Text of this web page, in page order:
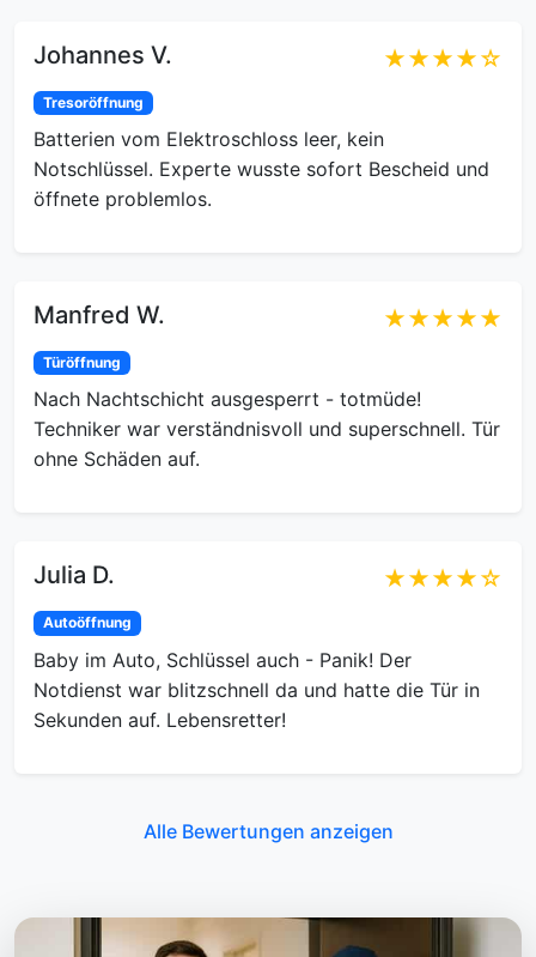
Johannes V. ★★★★☆
Tresoröffnung
Batterien vom Elektroschloss leer, kein
Notschlüssel. Experte wusste sofort Bescheid und
öffnete problemlos.
Manfred W. ★★★★★
Türöffnung
Nach Nachtschicht ausgesperrt - totmüde!
Techniker war verständnisvoll und superschnell. Tür
ohne Schäden auf.
Julia D. ★★★★☆
Autoöffnung
Baby im Auto, Schlüssel auch - Panik! Der
Notdienst war blitzschnell da und hatte die Tür in
Sekunden auf. Lebensretter!
Alle Bewertungen anzeigen